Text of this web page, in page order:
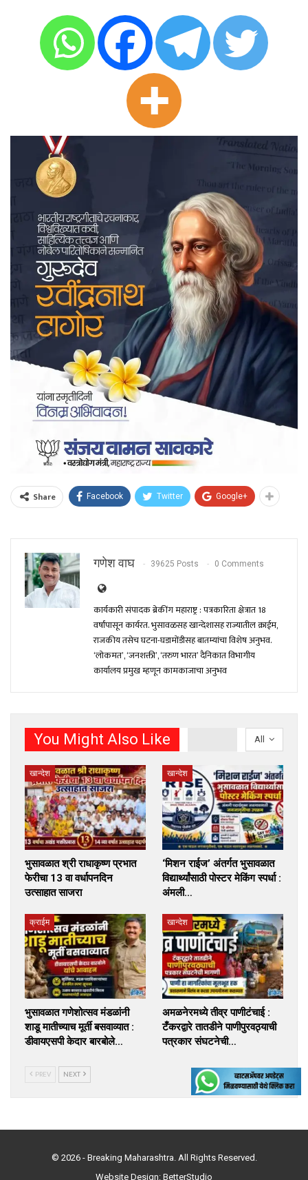
Share Facebook Twitter Google+
गणेश वाघ 39625 Posts 0 Comments
कार्यकारी संपादक ब्रेकींग महाराष्ट्र : पत्रकारिता क्षेत्रात 18
वर्षांपासून कार्यरत. भुसावळसह खान्देशासह राज्यातील क्राईम,
राजकीय तसेच घटना-घडामोंडीसह बातम्यांचा विशेष अनुभव.
‘लोकमत’, ‘जनशक्ती’, ‘तरुण भारत’ दैनिकात विभागीय
कार्यालय प्रमुख म्हणून कामकाजाचा अनुभव
All
You Might Also Like
खान्देश
भुसावळात श्री राधाकृष्ण प्रभात
फेरीचा 13 वा वर्धापनदिन
उत्साहात साजरा
खान्देश
‘मिशन राईज’ अंतर्गत भुसावळात
विद्यार्थ्यांसाठी पोस्टर मेकिंग स्पर्धा :
अंमली…
क्राईम
भुसावळात गणेशोत्सव मंडळांनी
शाडू मातीच्याच मूर्ती बसवाव्यात :
डीवायएसपी केदार बारबोले…
खान्देश
अमळनेरमध्ये तीव्र पाणीटंचाई :
टँकरद्वारे तातडीने पाणीपुरवठ्याची
पत्रकार संघटनेची…
PREV NEXT
© 2026 - Breaking Maharashtra. All Rights Reserved.
Website Design: BetterStudio